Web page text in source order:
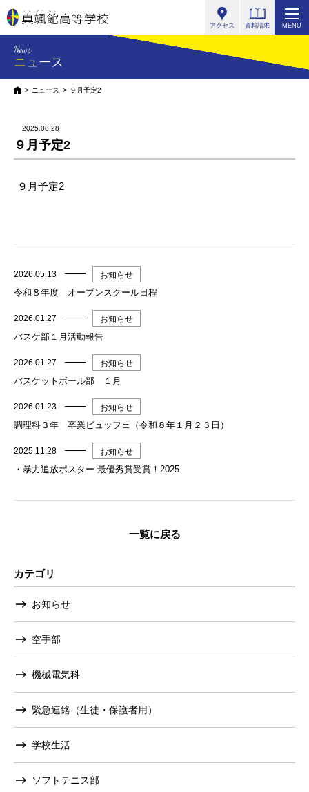
アクセス 資料請求 MENU
News
ニュース
HOMEニュース ９月予定2
2025.08.28
９月予定2
９月予定2
2026.05.13 お知らせ
令和８年度 オープンスクール日程
2026.01.27 お知らせ
バスケ部１月活動報告
2026.01.27 お知らせ
バスケットボール部 １月
2026.01.23 お知らせ
調理科３年 卒業ビュッフェ（令和８年１月２３日）
2025.11.28 お知らせ
・暴力追放ポスター 最優秀賞受賞！2025
一覧に戻る
カテゴリ
お知らせ
空手部
機械電気科
緊急連絡（生徒・保護者用）
学校生活
ソフトテニス部